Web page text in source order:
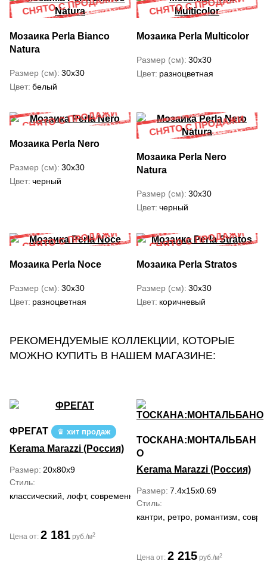
Мозаика Perla Bianco
Natura
Размер (см) 30x30
Цвет белый
Мозаика Perla Multicolor
Размер (см) 30x30
Цвет разноцветная
Мозаика Perla Nero
Размер (см) 30x30
Цвет черный
Мозаика Perla Nero
Natura
Размер (см) 30x30
Цвет черный
Мозаика Perla Noce
Размер (см) 30x30
Цвет разноцветная
Мозаика Perla Stratos
Размер (см) 30x30
Цвет коричневый
РЕКОМЕНДУЕМЫЕ КОЛЛЕКЦИИ, КОТОРЫЕ
МОЖНО КУПИТЬ В НАШЕМ МАГАЗИНЕ:
ФРЕГАТ хит продаж
Kerama Marazzi (Россия)
Размер 20x80x9
Стиль
классический, лофт, современный
Цена от: 2 181 руб./м2
ТОСКАНА:МОНТАЛЬБАН
О
Kerama Marazzi (Россия)
Размер 7.4x15x0.69
Стиль
кантри, ретро, романтизм,
Цена от: 2 215 руб./м2